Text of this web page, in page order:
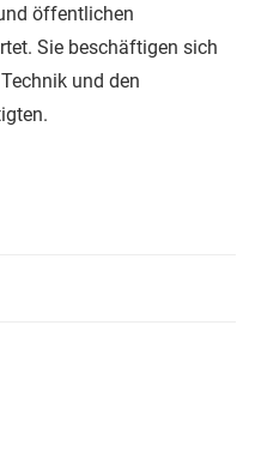
öffentlichen
Sie beschäftigen sich
und den